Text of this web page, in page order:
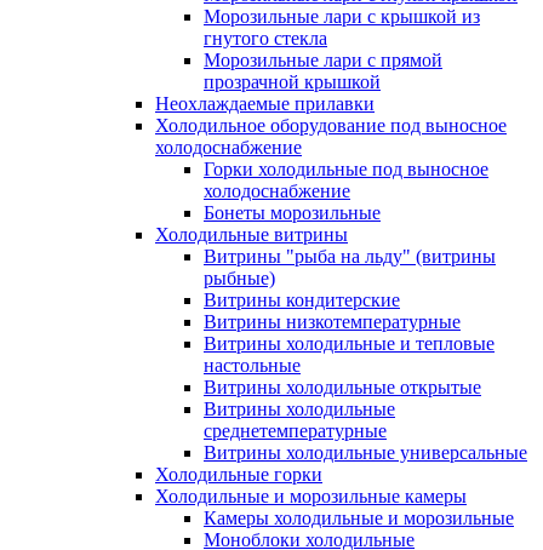
Морозильные лари с крышкой из
гнутого стекла
Морозильные лари с прямой
прозрачной крышкой
Неохлаждаемые прилавки
Холодильное оборудование под выносное
холодоснабжение
Горки холодильные под выносное
холодоснабжение
Бонеты морозильные
Холодильные витрины
Витрины "рыба на льду" (витрины
рыбные)
Витрины кондитерские
Витрины низкотемпературные
Витрины холодильные и тепловые
настольные
Витрины холодильные открытые
Витрины холодильные
среднетемпературные
Витрины холодильные универсальные
Холодильные горки
Холодильные и морозильные камеры
Камеры холодильные и морозильные
Моноблоки холодильные